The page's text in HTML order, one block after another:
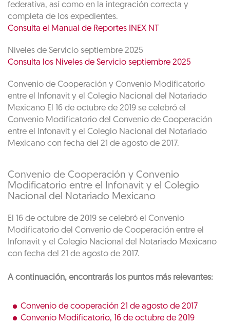
federativa, así como en la integración correcta y
completa de los expedientes.
Consulta el Manual de Reportes INEX NT
Niveles de Servicio septiembre 2025
Consulta los Niveles de Servicio septiembre 2025
Convenio de Cooperación y Convenio Modificatorio
entre el Infonavit y el Colegio Nacional del Notariado
Mexicano El 16 de octubre de 2019 se celebró el
Convenio Modificatorio del Convenio de Cooperación
entre el Infonavit y el Colegio Nacional del Notariado
Mexicano con fecha del 21 de agosto de 2017.
Convenio de Cooperación y Convenio
Modificatorio entre el Infonavit y el Colegio
Nacional del Notariado Mexicano
El 16 de octubre de 2019 se celebró el Convenio
Modificatorio del Convenio de Cooperación entre el
Infonavit y el Colegio Nacional del Notariado Mexicano
con fecha del 21 de agosto de 2017.
A continuación, encontrarás los puntos más relevantes:
Convenio de cooperación 21 de agosto de 2017
Convenio Modificatorio, 16 de octubre de 2019